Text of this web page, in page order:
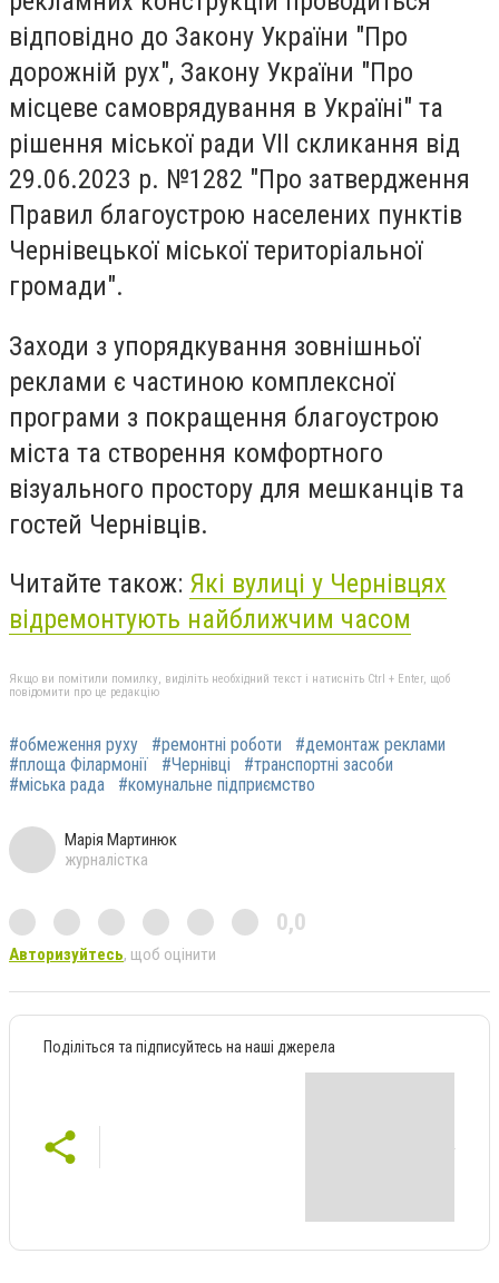
відповідно до Закону України "Про
дорожній рух", Закону України "Про
місцеве самоврядування в Україні" та
рішення міської ради VII скликання від
29.06.2023 р. №1282 "Про затвердження
Правил благоустрою населених пунктів
Чернівецької міської територіальної
громади".
Заходи з упорядкування зовнішньої
реклами є частиною комплексної
програми з покращення благоустрою
міста та створення комфортного
візуального простору для мешканців та
гостей Чернівців.
Читайте також: Які вулиці у Чернівцях
відремонтують найближчим часом
Якщо ви помітили помилку, виділіть необхідний текст і натисніть Ctrl + Enter, щоб
повідомити про це редакцію
#обмеження руху #ремонтні роботи
#демонтаж реклами
#площа Філармонії
#Чернівці
#транспортні засоби
#міська рада
#комунальне підприємство
Марія Мартинюк
журналістка
0,0
Авторизуйтесь, щоб оцінити
Поділіться та підписуйтесь на наші джерела